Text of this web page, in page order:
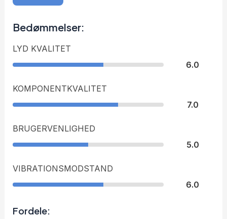
Bedømmelser:
LYD KVALITET
6.0
KOMPONENTKVALITET
7.0
BRUGERVENLIGHED
5.0
VIBRATIONSMODSTAND
6.0
Fordele: